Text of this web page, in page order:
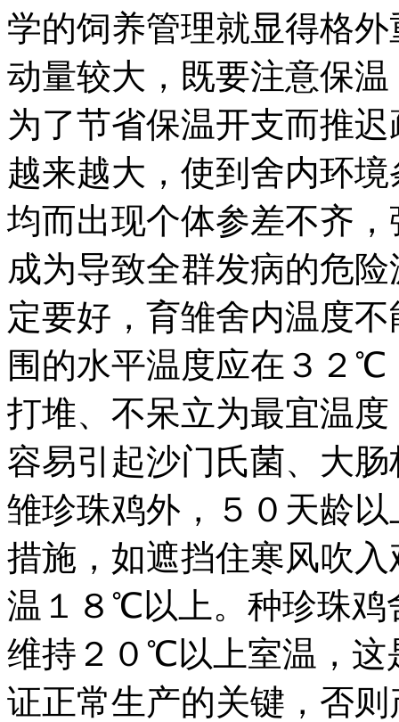
学的饲养管理就显得格
动量较大，既要注意保
为了节省保温开支而推
越来越大，使到舍内环
均而出现个体参差不齐
成为导致全群发病的危
定要好，育雏舍内温度
围的水平温度应在３２℃
打堆、不呆立为最宜温
容易引起沙门氏菌、大
雏珍珠鸡外，５０天龄
措施，如遮挡住寒风吹
温１８℃以上。种珍珠鸡
维持２０℃以上室温，这
证正常生产的关键，否